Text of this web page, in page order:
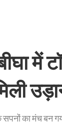
में
सपनों का मंच